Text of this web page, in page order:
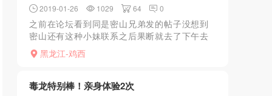
2019-01-26 1029 64 0
之前在论坛看到同是密山兄弟发的帖子没想到
密山还有这种小妹联系之后果断就去了下午去
的人不多39套票带搓澡按摩洗完之后上楼直接
点的10号小妹身材确实不错脸蛋也可以比我在
黑龙江-鸡西
毒龙特别棒！亲身体验2次